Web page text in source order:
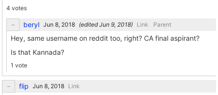
4 votes
beryl (edited ) Link Parent
Hey, same username on reddit too, right? CA final aspirant?
Is that Kannada?
1 vote
flip Link